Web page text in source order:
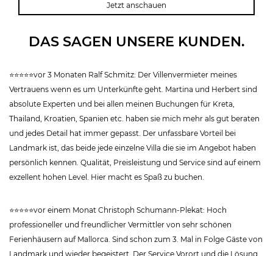
Jetzt anschauen
DAS SAGEN UNSERE KUNDEN.
⭐⭐⭐⭐⭐vor 3 Monaten Ralf Schmitz: Der Villenvermieter meines
Vertrauens wenn es um Unterkünfte geht. Martina und Herbert sind
absolute Experten und bei allen meinen Buchungen für Kreta,
Thailand, Kroatien, Spanien etc. haben sie mich mehr als gut beraten
und jedes Detail hat immer gepasst. Der unfassbare Vorteil bei
Landmark ist, das beide jede einzelne Villa die sie im Angebot haben
persönlich kennen. Qualität, Preisleistung und Service sind auf einem
exzellent hohen Level. Hier macht es Spaß zu buchen.
⭐⭐⭐⭐⭐vor einem Monat Christoph Schumann-Plekat: Hoch
professioneller und freundlicher Vermittler von sehr schönen
Ferienhäusern auf Mallorca. Sind schon zum 3. Mal in Folge Gäste von
Landmark und wieder begeistert. Der Service Vorort und die Lösung